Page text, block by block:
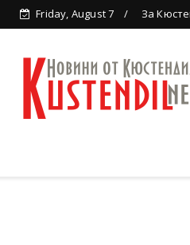
Friday, August 7 За